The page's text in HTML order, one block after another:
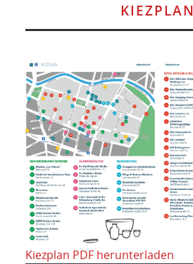
KIEZPLAN
Kiezplan PDF herunterladen